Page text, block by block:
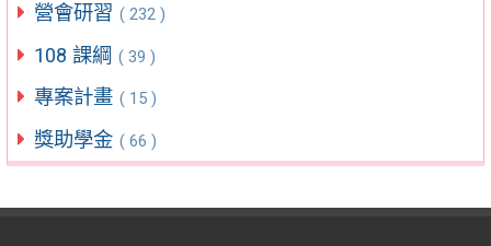
營會研習 ( 232 )
108 課綱 ( 39 )
專案計畫 ( 15 )
獎助學金 ( 66 )